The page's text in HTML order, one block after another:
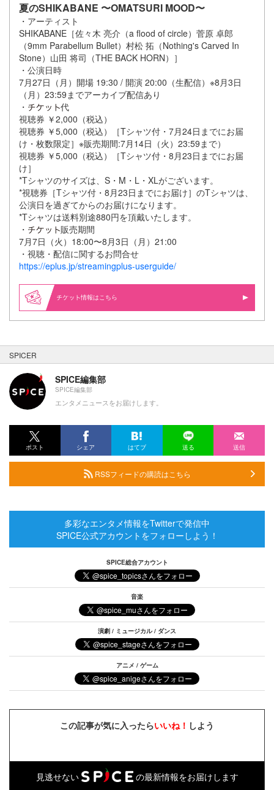
夏のSHIKABANE 〜OMATSURI MOOD〜
・アーティスト
SHIKABANE［佐々木 亮介（a flood of circle）菅原 卓郎
（9mm Parabellum Bullet）村松 拓（Nothing's Carved In
Stone）山田 将司（THE BACK HORN）］
・公演日時
7月27日（月）開場 19:30 / 開演 20:00（生配信）※8月3日
（月）23:59までアーカイブ配信あり
・
代
視聴券 ￥2,000（税込）
視聴券 ￥5,000（税込）［Tシャツ付・7月24日までにお届
け・枚数限定］※販売期間:7月14日（火）23:59まで）
視聴券 ￥5,000（税込）［Tシャツ付・8月23日までにお届
け］
*Tシャツのサイズは、S・M・L・XLがございます。
*視聴券［Tシャツ付・8月23日までにお届け］のTシャツは、
公演日を過ぎてからのお届けになります。
*Tシャツは送料別途880円を頂戴いたします。
・
販売期間
7月7日（火）18:00〜8月3日（月）21:00
・視聴・配信に関するお問合せ
https://eplus.jp/streamingplus-userguide/
情報はこちら
SPICER
SPICE編集部
SPICE編集部
エンタメニュースをお届けします。
ポスト シェア はてブ 送る 送信
RSSフィードの購読はこちら
多彩なエンタメ情報をTwitterで発信中
SPICE公式アカウントをフォローしよう！
SPICE総合アカウント
音楽
演劇 / ミュージカル / ダンス
アニメ / ゲーム
この記事が気に入ったらいいね！ しよう
見逃せない の最新情報をお届けします